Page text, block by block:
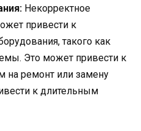
Некорректное
привести к
такого как
Это может привести к
на ремонт или замену
к длительным